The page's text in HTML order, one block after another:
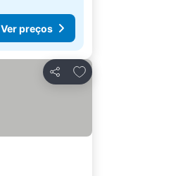
Ver preços
Partilhar
Adicionar aos favoritos